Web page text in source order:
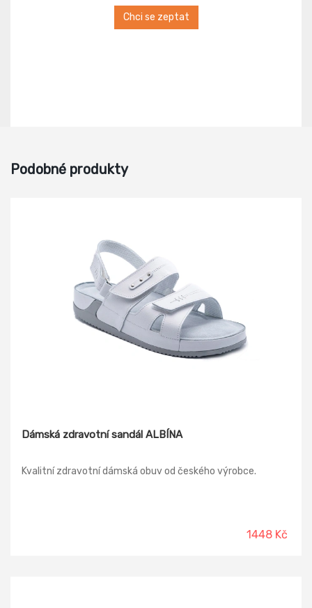
Chci se zeptat
Podobné produkty
Dámská zdravotní sandál ALBÍNA
Kvalitní zdravotní dámská obuv od českého výrobce.
1448 Kč